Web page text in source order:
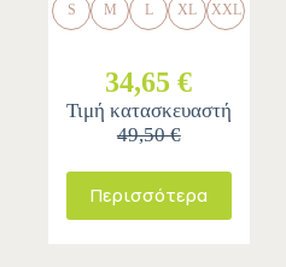
S M L XL XXL
34,65 €
Τιμή κατασκευαστή
49,50 €
Περισσότερα